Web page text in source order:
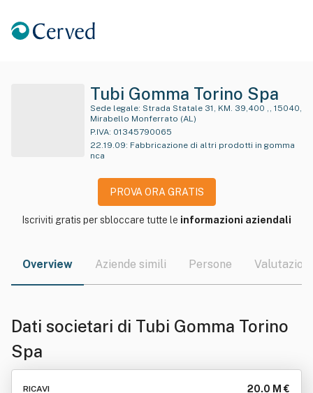
Tubi Gomma Torino Spa
Sede legale:
Mirabello Monferrato (AL)
P.IVA: 01345790065
22.19.09: Fabbricazione di altri prodotti in gomma
nca
PROVA ORA GRATIS
Iscriviti gratis per sbloccare tutte le informazioni aziendali
Overview Aziende simili Persone Valutazioni
Dati societari di Tubi Gomma Torino
Spa
RICAVI 20.0 M €